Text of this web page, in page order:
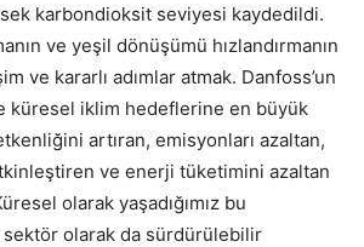
karbondioksit seviyesi kaydedildi.
ve yeşil dönüşümü hızlandırmanın
ve kararlı adımlar atmak. Danfoss’un
küresel iklim hedeflerine en büyük
artıran, emisyonları azaltan,
ve enerji tüketimini azaltan
olarak yaşadığımız bu
olarak da sürdürülebilir